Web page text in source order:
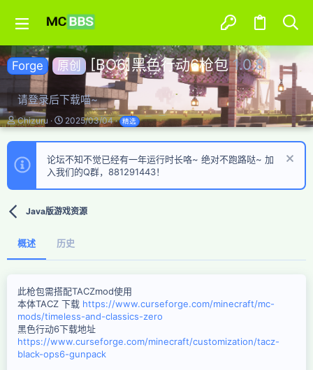
Forge 原创 [BO6]黑色行动6枪包1.0.8
请登录后下载喵~
作
者
Chizuru
创
建
日
2025/03/04 精选
论坛不知不觉已经有一年运行时长咯~ 绝对不跑路哒~ 加
入我们的Q群，881291443！
Java版游戏资源
概述 历史
此枪包需搭配TACZmod使用
本体TACZ 下载 https://www.curseforge.com/minecraft/mc-
mods/timeless-and-classics-zero
黑色行动6下载地址
https://www.curseforge.com/minecraft/customization/tacz-
black-ops6-gunpack